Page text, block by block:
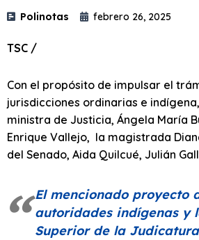
Polinotas febrero 26, 2025
TSC /
Con el propósito de impulsar el
jurisdicciones ordinarias e
ministra de Justicia, Ángela María
Enrique Vallejo, la magistrada
del Senado, Aida Quilcué, Julián
El mencionado proyecto
autoridades indígenas y
Superior de la